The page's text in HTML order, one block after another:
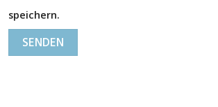
speichern.